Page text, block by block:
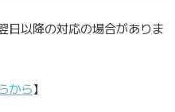
以降の対応の場合がありま
から】